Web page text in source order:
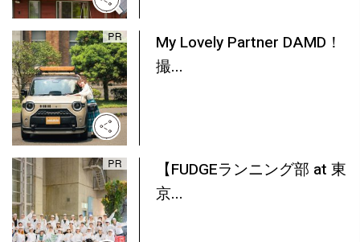
My Lovely Partner DAMD！
撮...
【FUDGEランニング部 at 東
京...